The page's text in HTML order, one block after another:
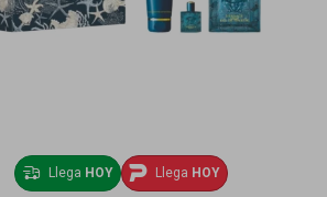
Llega HOY Llega HOY